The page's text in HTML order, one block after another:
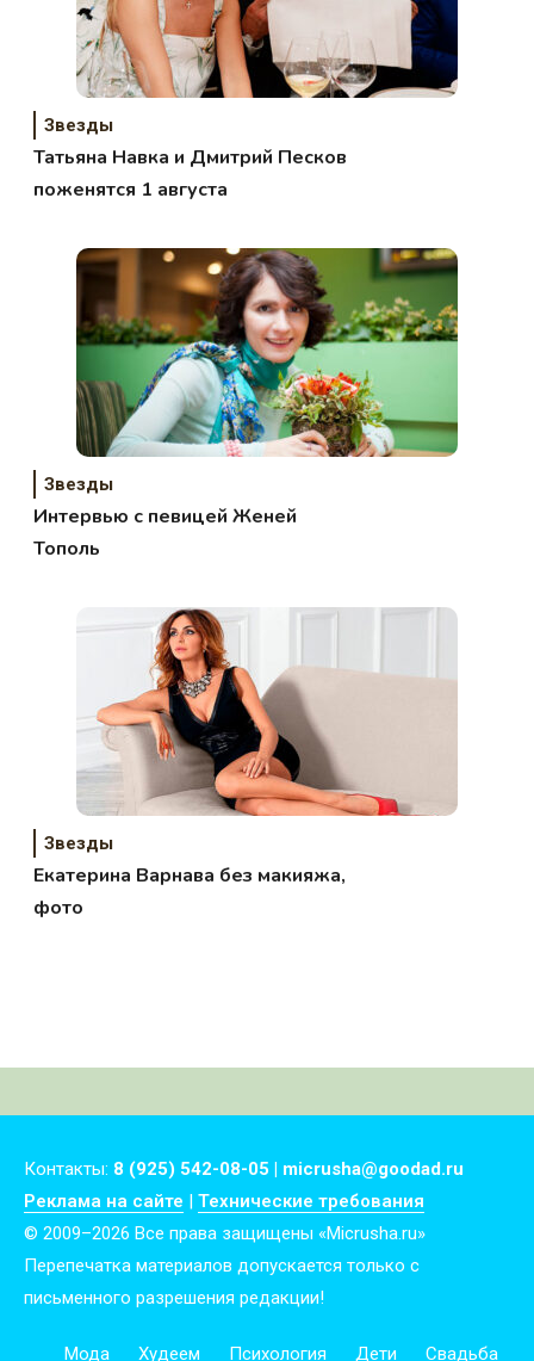
Звезды
Татьяна Навка и Дмитрий Песков
поженятся 1 августа
Звезды
Интервью с певицей Женей
Тополь
Звезды
Екатерина Варнава без макияжа,
фото
Контакты: 8 (925) 542-08-05 | micrusha@goodad.ru
Реклама на сайте | Технические требования
© 2009–2026 Все права защищены «Micrusha.ru»
Перепечатка материалов допускается только с
письменного разрешения редакции!
Мода Худеем Психология Дети Свадьба